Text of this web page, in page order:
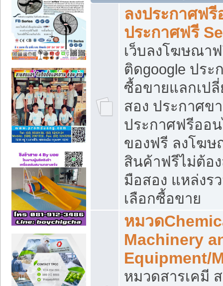
ลงประกาศฟ
ประกาศฟรี
เว็บลงโฆษณา
ติดgoogle ปร
ซื้อขายแลกเป
สอง ประกาศข
ประกาศฟรีออ
ของฟรี ลงโฆ
สินค้าฟรีไม่ต้อ
มือสอง แหล่งร
เลือกซื้อขาย
หมวด
Machinery
Equipment/
หมวดสารเคมี